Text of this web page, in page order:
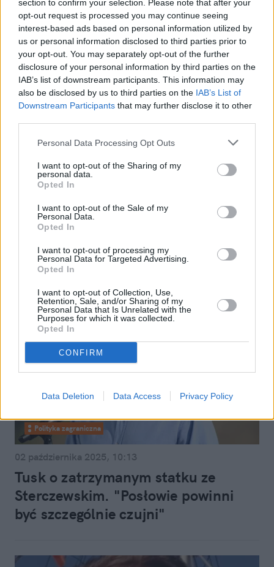
section to confirm your selection. Please note that after your
opt-out request is processed you may continue seeing
interest-based ads based on personal information utilized by
us or personal information disclosed to third parties prior to
your opt-out. You may separately opt-out of the further
disclosure of your personal information by third parties on the
IAB’s list of downstream participants. This information may
also be disclosed by us to third parties on the IAB’s List of
Downstream Participants that may further disclose it to other
Personal Data Processing Opt Outs
I want to opt-out of the Sharing of my
personal data.
Opted In
I want to opt-out of the Sale of my
Personal Data.
Opted In
I want to opt-out of processing my
Personal Data for Targeted Advertising.
Opted In
I want to opt-out of Collection, Use,
Retention, Sale, and/or Sharing of my
Personal Data that Is Unrelated with the
Purposes for which it was collected.
Opted In
CONFIRM
Data Deletion Data Access Privacy Policy
02 października 2025, 12:19
Sikorski dosadnie o Sterczewskim i
flotylii Sumud. "Nie mam
Polityka zagraniczna
02 października 2025, 10:13
Tusk o zatrzymanym statku ze
Sterczewskim. "Posłowie powinni
być szczególnie czujni"